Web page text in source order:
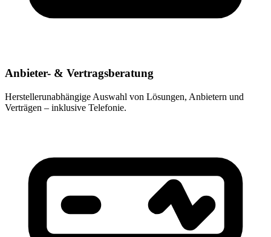
Anbieter- & Vertragsberatung
Herstellerunabhängige Auswahl von Lösungen, Anbietern und
Verträgen – inklusive Telefonie.